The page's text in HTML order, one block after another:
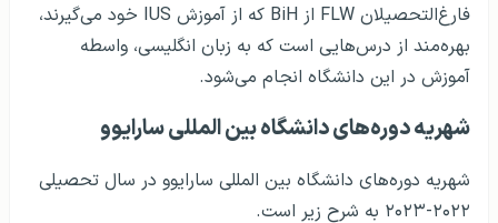
فارغ‌التحصیلان FLW از BiH که از آموزش IUS خود می‌گیرند،
بهره‌مند از درس‌هایی است که به زبان انگلیسی، واسطه
آموزش در این دانشگاه انجام می‌شود.
شهریه دوره‌های دانشگاه بین المللی سارایوو
شهریه دوره‌های دانشگاه بین المللی سارایوو در سال تحصیلی
۲۰۲۲-۲۰۲۳ به شرح زیر است.